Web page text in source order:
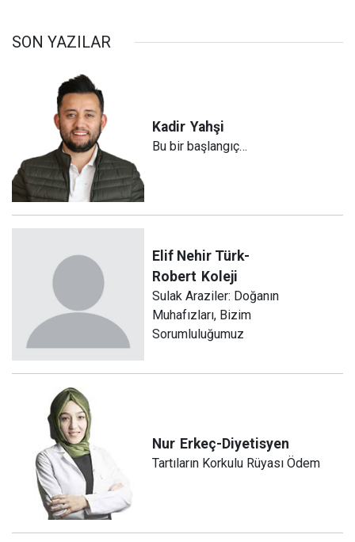
SON YAZILAR
Kadir Yahşi
Bu bir başlangıç…
Elif Nehir Türk-
Robert Koleji
Sulak Araziler: Doğanın
Muhafızları, Bizim
Sorumluluğumuz
Nur Erkeç-Diyetisyen
Tartıların Korkulu Rüyası Ödem